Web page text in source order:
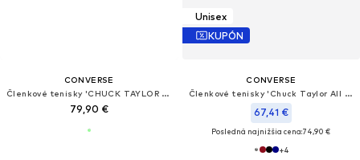
CONVERSE
Členkové tenisky 'CHUCK TAYLOR ALL STAR'
79,90 €
Unisex
KUPÓN
CONVERSE
Členkové tenisky 'Chuck Taylor All Star'
67,41 €
Posledná najnižšia cena:74,90 €
+4